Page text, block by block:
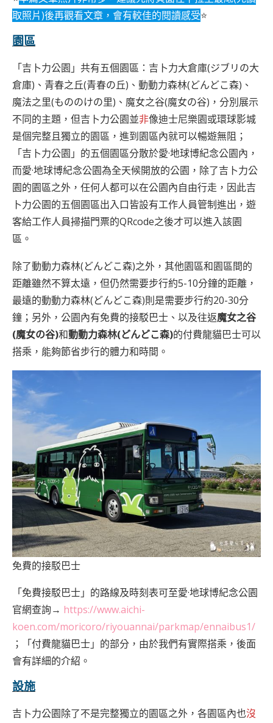
取照片)後再觀看文章，會有較佳的閱讀感受⭐
園區
「吉卜力公園」共有五個園區：吉卜力大倉庫(ジブリの大
倉庫)、青春之丘(青春の丘)、動動力森林(どんどこ森)、
魔法之里(もののけの里)、魔女之谷(魔女の谷)，分別展示
不同的主題，但吉卜力公園並非像迪士尼樂園或環球影城
是個完整且獨立的園區，進到園區內就可以暢遊無阻；
「吉卜力公園」的五個園區分散於愛·地球博紀念公園內，
而愛·地球博紀念公園為全天候開放的公園，除了吉卜力公
園的園區之外，任何人都可以在公園內自由行走，因此吉
卜力公園的五個園區出入口皆設有工作人員管制進出，遊
客給工作人員掃描門票的QRcode之後才可以進入該園
區。
除了動動力森林(どんどこ森)之外，其他園區和園區間的
距離雖然不算太遠，但仍然需要步行約5-10分鐘的距離，
最遠的動動力森林(どんどこ森)則是需要步行約20-30分
鐘；另外，公園內有免費的接駁巴士、以及往返魔女之谷
(魔女の谷)和動動力森林(どんどこ森)的付費龍貓巴士可以
搭乘，能夠節省步行的體力和時間。
免費的接駁巴士
「免費接駁巴士」的路線及時刻表可至愛·地球博紀念公園
官網查詢→ https://www.aichi-
koen.com/moricoro/riyouannai/parkmap/ennaibus1/
；「付費龍貓巴士」的部分，由於我們有實際搭乘，後面
會有詳細的介紹。
設施
吉卜力公園除了不是完整獨立的園區之外，各園區內也沒